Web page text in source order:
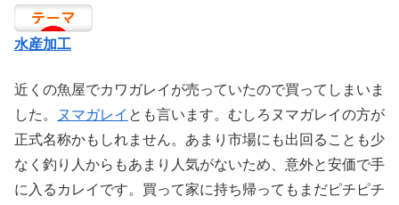
水産加工
近くの魚屋でカワガレイが売っていたので買ってしまいま
した。
ヌマガレイ とも言います。むしろヌマガレイの方が
正式名称かもしれません。あまり市場にも出回ることも少
なく釣り人からもあまり人気がないため、意外と安価で手
に入るカレイです。買って家に持ち帰ってもまだピチピチ